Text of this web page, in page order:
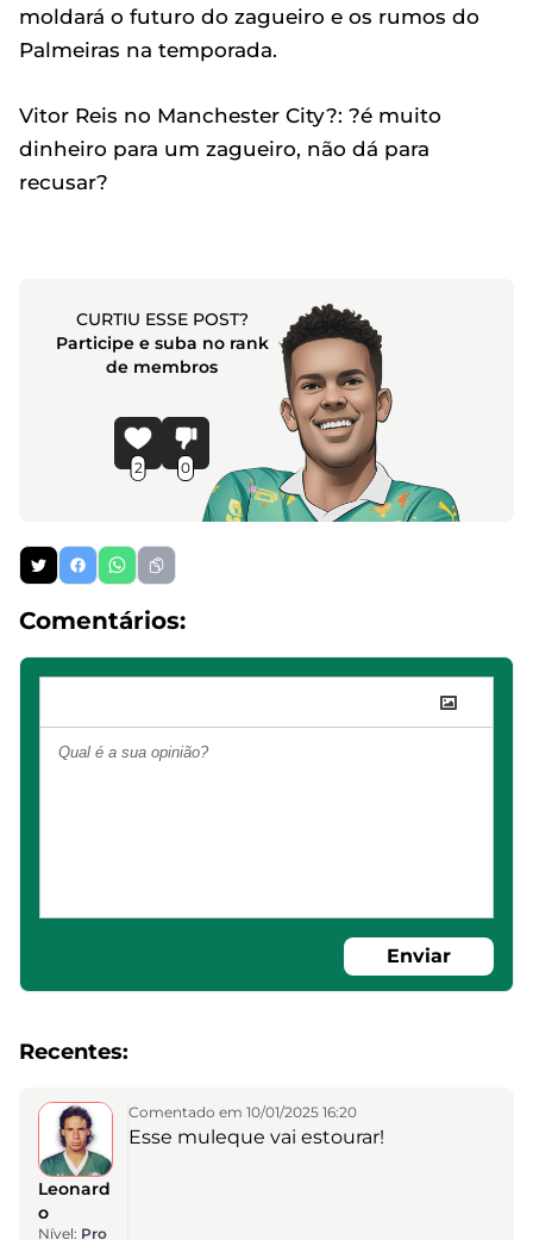
moldará o futuro do zagueiro e os rumos do
Palmeiras na temporada.
Vitor Reis no Manchester City?: ?é muito
dinheiro para um zagueiro, não dá para
recusar?
CURTIU ESSE POST?
Participe e suba no rank
de membros
2 0
Comentários:
Enviar
Recentes:
Leonard
o
Nível: Pro
Comentado em 10/01/2025 16:20
Esse muleque vai estourar!